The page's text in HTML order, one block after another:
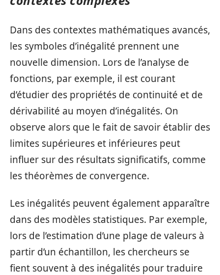
Dans des contextes mathématiques avancés,
les symboles d’inégalité prennent une
nouvelle dimension. Lors de l’analyse de
fonctions, par exemple, il est courant
d’étudier des propriétés de continuité et de
dérivabilité au moyen d’inégalités. On
observe alors que le fait de savoir établir des
limites supérieures et inférieures peut
influer sur des résultats significatifs, comme
les théorèmes de convergence.
Les inégalités peuvent également apparaître
dans des modèles statistiques. Par exemple,
lors de l’estimation d’une plage de valeurs à
partir d’un échantillon, les chercheurs se
fient souvent à des inégalités pour traduire